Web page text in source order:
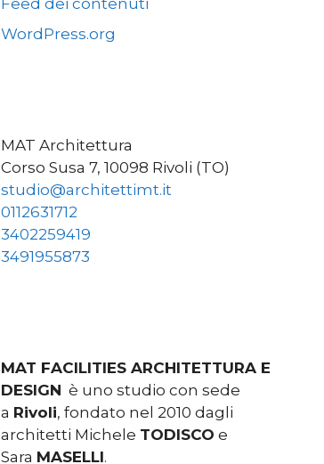
Feed dei contenuti
WordPress.org
MAT Architettura
Corso Susa 7, 10098 Rivoli (TO)
studio@architettimt.it
0112631712
3402259419
3491955873
MAT FACILITIES ARCHITETTURA E
DESIGN è uno studio con sede
a Rivoli, fondato nel 2010 dagli
architetti Michele TODISCO e
Sara MASELLI.